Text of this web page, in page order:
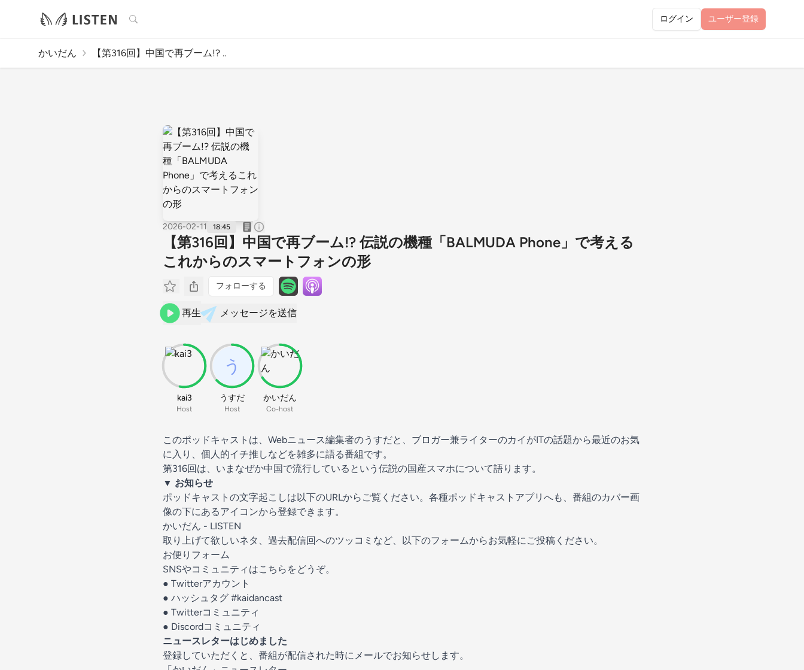
検索 ログイン ユーザー登録
かいだん 【第316回】中国で再ブーム!? ..
2026-02-11 18:45
【第316回】中国で再ブーム!? 伝説の機種「BALMUDA Phone」で考える
これからのスマートフォンの形
フォローする
再生 メッセージを送信
kai3
Host
うすだ
Host
かいだん
Co-host
このポッドキャストは、Webニュース編集者のうすだと、ブロガー兼ライターのカイがITの話題から最近のお気
に入り、個人的イチ推しなどを雑多に語る番組です。
第316回は、いまなぜか中国で流行しているという伝説の国産スマホについて語ります。
▼ お知らせ
ポッドキャストの文字起こしは以下のURLからご覧ください。各種ポッドキャストアプリへも、番組のカバー画
像の下にあるアイコンから登録できます。
かいだん - LISTEN
取り上げて欲しいネタ、過去配信回へのツッコミなど、以下のフォームからお気軽にご投稿ください。
お便りフォーム
SNSやコミュニティはこちらをどうぞ。
● Twitterアカウント
● ハッシュタグ #kaidancast
● Twitterコミュニティ
● Discordコミュニティ
ニュースレターはじめました
登録していただくと、番組が配信された時にメールでお知らせします。